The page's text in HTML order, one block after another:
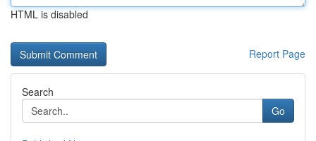
HTML is disabled
Report Page
Search
Go